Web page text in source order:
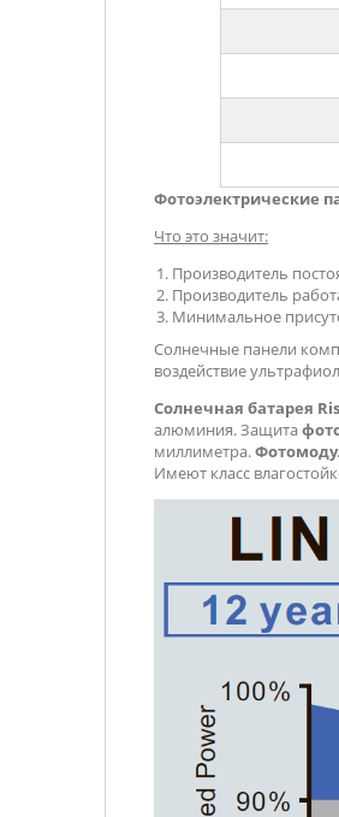
Фотоэлектрические
Что это значит:
Производитель
Производитель
Минимальное
Солнечные панели
воздействие
Солнечная батарея
алюминия. Защита
миллиметра.
Имеют класс